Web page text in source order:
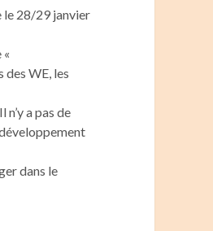
le 28/29 janvier
WE, les
a pas de
dans le